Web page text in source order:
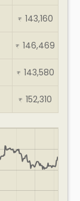
₹ 143,160
₹ 146,469
₹ 143,580
₹ 152,310